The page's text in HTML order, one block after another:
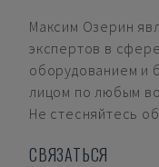
Максим Озерин
экспертов в
оборудованием и
лицом по любым
Не стесняйтесь
СВЯЗАТЬСЯ